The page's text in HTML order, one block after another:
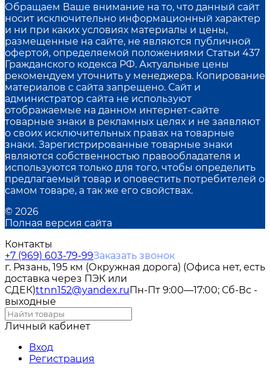
Обращаем Ваше внимание на то, что данный сайт
носит исключительно информационный характер
и ни при каких условиях материалы и цены,
размещенные на сайте, не являются публичной
офертой, определяемой положениями Статьи 437
Гражданского кодекса РФ. Актуальные цены
рекомендуем уточнить у менеджера. Копирование
материалов с сайта запрещено. Сайт и
администратор сайта не используют
отображаемые на данном интернет-сайте
товарные знаки в рекламных целях и не заявляют
о своих исключительных правах на товарные
знаки. Зарегистрированные товарные знаки
являются собственностью правообладателя и
используются только для того, чтобы определить
предлагаемый товар и оповестить потребителей о
самом товаре, а так же его свойствах.
© 2026
Полная версия сайта
Контакты
+7 (969) 603-79-99Заказать звонок
г. Рязань, 195 км (Окружная дорога) (Офиса нет, есть
доставка через ПЭК или
СДЕК)ttnn152@yandex.ruПн-Пт 9:00—17:00; Сб-Вс -
выходные
Личный кабинет
Вход
Регистрация